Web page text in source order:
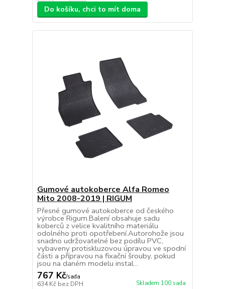
Do košíku, chci to mít doma
Gumové autokoberce Alfa Romeo
Mito 2008-2019 | RIGUM
Přesné gumové autokoberce od českého
výrobce Rigum.Balení obsahuje sadu
koberců z velice kvalitního materiálu
odolného proti opotřebení.Autorohože jsou
snadno udržovatelné bez podílu PVC,
vybaveny protiskluzovou úpravou ve spodní
části a přípravou na fixační šrouby, pokud
jsou na daném modelu instal...
767 Kč/sada
634 Kč bez DPH Skladem 100 sada